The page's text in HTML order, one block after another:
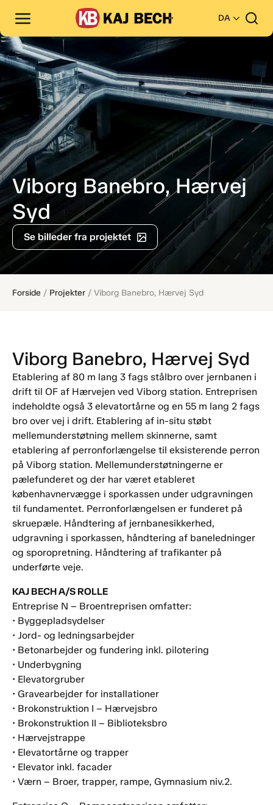
DA
Viborg Banebro, Hærvej
Syd
Se billeder fra projektet
Forside / Projekter / Viborg Banebro, Hærvej Syd
Viborg Banebro, Hærvej Syd
Etablering af 80 m lang 3 fags stålbro over jernbanen i
drift til OF af Hærvejen ved Viborg station. Entreprisen
indeholdte også 3 elevatortårne og en 55 m lang 2 fags
bro over vej i drift. Etablering af in-situ støbt
mellemunderstøtning mellem skinnerne, samt
etablering af perronforlængelse til eksisterende perron
på Viborg station. Mellemunderstøtningerne er
pælefunderet og der har været etableret
københavnervægge i sporkassen under udgravningen
til fundamentet. Perronforlængelsen er funderet på
skruepæle. Håndtering af jernbanesikkerhed,
udgravning i sporkassen, håndtering af baneledninger
og sporopretning. Håndtering af trafikanter på
underførte veje.
KAJ BECH A/S ROLLE
Entreprise N – Broentreprisen omfatter:
• Byggepladsydelser
• Jord- og ledningsarbejder
• Betonarbejder og fundering inkl. pilotering
• Underbygning
• Elevatorgruber
• Gravearbejder for installationer
• Brokonstruktion I – Hærvejsbro
• Brokonstruktion II – Biblioteksbro
• Hærvejstrappe
• Elevatortårne og trapper
• Elevator inkl. facader
• Værn – Broer, trapper, rampe, Gymnasium niv.2.